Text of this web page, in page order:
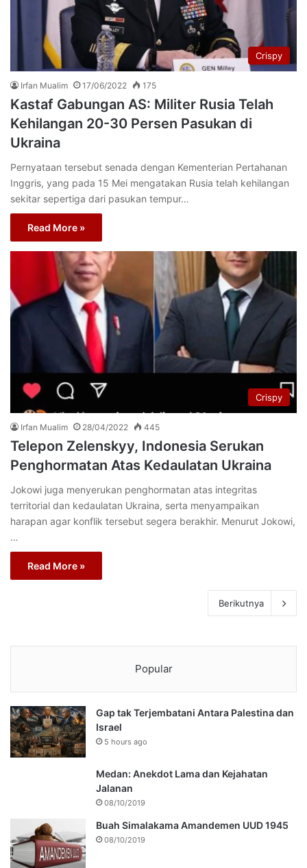
Crispy
Irfan Mualim 17/06/2022 175
Kastaf Gabungan AS: Militer Rusia Telah
Kehilangan 20-30 Persen Pasukan di
Ukraina
Pernyataan tersebut senada dengan Kementerian Pertahanan
Inggris, yang pada 15 Mei mengatakan Rusia telah kehilangan
sekitar sepertiga dari pasukan tempur…
Read More »
Crispy
Irfan Mualim 28/04/2022 445
Telepon Zelenskyy, Indonesia Serukan
Penghormatan Atas Kedaulatan Ukraina
Jokowi juga menyerukan penghormatan atas integritas
territorial dan kedaulatan Ukraina, serta menyampaikan
harapan agar konflik tersebut segera berakhir. Menurut Jokowi,
…
Read More »
Berikutnya
Popular
Gap tak Terjembatani Antara Palestina dan
Israel
5 hours ago
Medan: Anekdot Lama dan Kejahatan
Jalanan
08/10/2019
Buah Simalakama Amandemen UUD 1945
08/10/2019